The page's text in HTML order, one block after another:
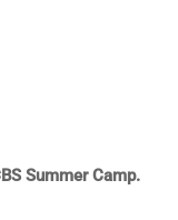
Summer Camp.